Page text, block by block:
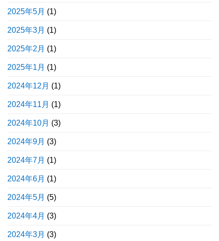
2025年5月 (1)
2025年3月 (1)
2025年2月 (1)
2025年1月 (1)
2024年12月 (1)
2024年11月 (1)
2024年10月 (3)
2024年9月 (3)
2024年7月 (1)
2024年6月 (1)
2024年5月 (5)
2024年4月 (3)
2024年3月 (3)